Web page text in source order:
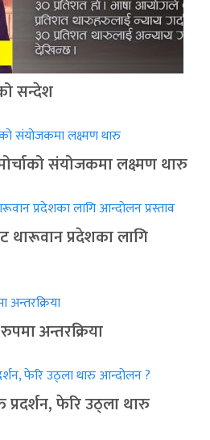
सन्देश
संयोजकमा लक्ष्मण थारु
प्रदेशका लागि
अन्तरक्रिया
फेरि उठ्ला थारु